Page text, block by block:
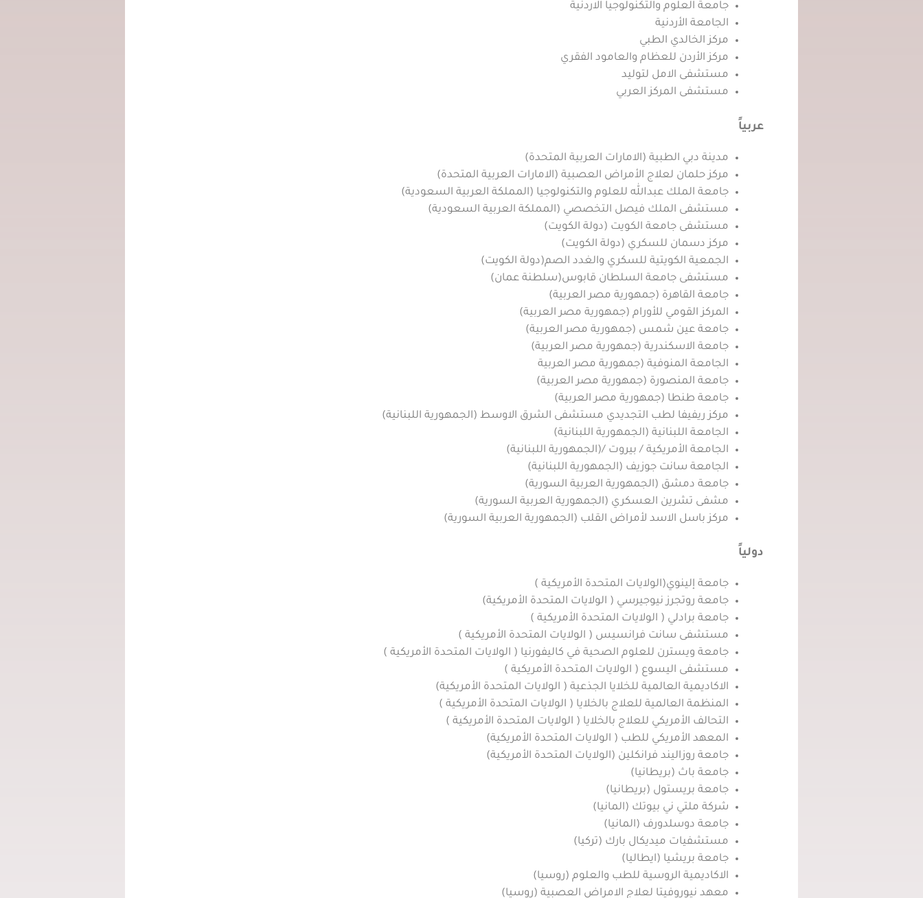
جامعة العلوم والتكنولوجيا الاردنية
الجامعة الأردنية
مركز الخالدي الطبي
مركز الأردن للعظام والعامود الفقري
مستشفى الامل لتوليد
مستشفى المركز العربي
عربياً
مدينة دبي الطبية (الامارات العربية المتحدة)
مركز حلمان لعلاج الأمراض العصبية (الامارات العربية المتحدة)
جامعة الملك عبدالله للعلوم والتكنولوجيا (المملكة العربية السعودية)
مستشفى الملك فيصل التخصصي (المملكة العربية السعودية)
مستشفى جامعة الكويت (دولة الكويت)
مركز دسمان للسكري (دولة الكويت)
الجمعية الكويتية للسكري والغدد الصم(دولة الكويت)
مستشفى جامعة السلطان قابوس(سلطنة عمان)
جامعة القاهرة (جمهورية مصر العربية)
المركز القومي للأورام (جمهورية مصر العربية)
جامعة عين شمس (جمهورية مصر العربية)
جامعة الاسكندرية (جمهورية مصر العربية)
الجامعة المنوفية (جمهورية مصر العربية
جامعة المنصورة (جمهورية مصر العربية)
جامعة طنطا (جمهورية مصر العربية)
مركز ريفيفا لطب التجديدي مستشفى الشرق الاوسط (الجمهورية اللبنانية)
الجامعة اللبنانية (الجمهورية اللبنانية)
الجامعة الأمريكية / بيروت /(الجمهورية اللبنانية)
الجامعة سانت جوزيف (الجمهورية اللبنانية)
جامعة دمشق (الجمهورية العربية السورية)
مشفى تشرين العسكري (الجمهورية العربية السورية)
مركز باسل الاسد لأمراض القلب (الجمهورية العربية السورية)
دولياً
جامعة إلينوي(الولايات المتحدة الأمريكية )
جامعة روتجرز نيوجيرسي ( الولايات المتحدة الأمريكية)
جامعة برادلي ( الولايات المتحدة الأمريكية )
مستشفى سانت فرانسيس ( الولايات المتحدة الأمريكية )
جامعة ويسترن للعلوم الصحية في كاليفورنيا ( الولايات المتحدة الأمريكية )
مستشفى اليسوع ( الولايات المتحدة الأمريكية )
الاكاديمية العالمية للخلايا الجذعية ( الولايات المتحدة الأمريكية)
المنظمة العالمية للعلاج بالخلايا ( الولايات المتحدة الأمريكية )
التحالف الأمريكي للعلاج بالخلايا ( الولايات المتحدة الأمريكية )
المعهد الأمريكي للطب ( الولايات المتحدة الأمريكية)
جامعة روزاليند فرانكلين (الولايات المتحدة الأمريكية)
جامعة باث (بريطانيا)
جامعة بريستول (بريطانيا)
شركة ملتي ني بيوتك (المانيا)
جامعة دوسلدورف (المانيا)
مستشفيات ميديكال بارك (تركيا)
جامعة بريشيا (ايطاليا)
الاكاديمية الروسية للطب والعلوم (روسيا)
معهد نيوروفيتا لعلاج الامراض العصبية (روسيا)